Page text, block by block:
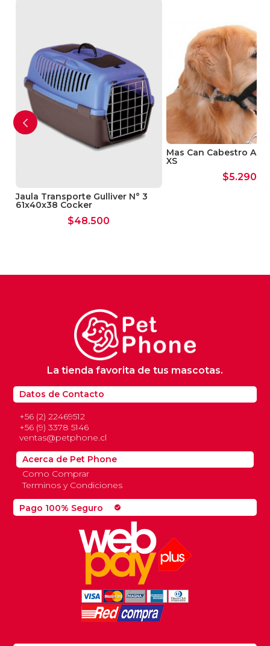
Jaula Transporte Gulliver N° 3
61x40x38 Cocker
$48.500
Mas Can Cabestro
XS
$5.290
Pago 100% Seguro check_circle
Datos de Contacto
+56 (2) 22469512
+56 (9) 3378 5146
ventas@petphone.cl
La tienda favorita de tus mascotas.
Acerca de Pet Phone
Como Comprar
Terminos y Condiciones